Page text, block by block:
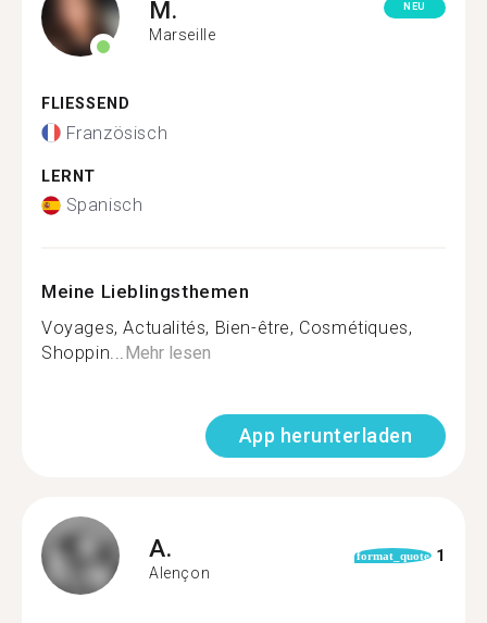
M.
Marseille
NEU
FLIESSEND
Französisch
LERNT
Spanisch
Meine Lieblingsthemen
Voyages, Actualités, Bien-être, Cosmétiques,
Shoppin...Mehr lesen
App herunterladen
A.
Alençon
format_quote 1